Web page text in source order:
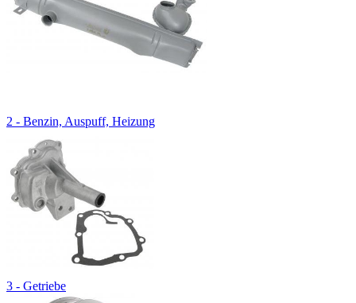
2 - Benzin, Auspuff, Heizung
3 - Getriebe